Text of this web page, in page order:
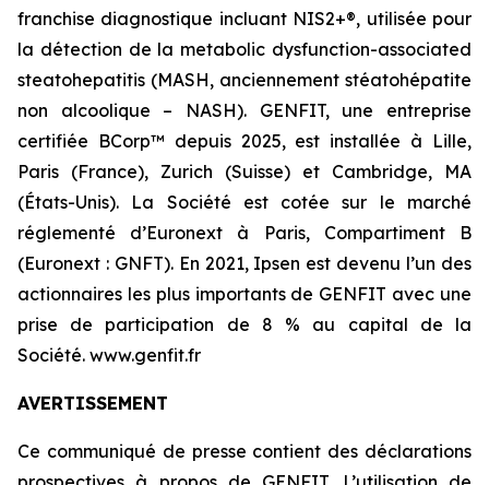
franchise diagnostique incluant NIS2+®, utilisée pour
la détection de la metabolic dysfunction-associated
steatohepatitis (MASH, anciennement stéatohépatite
non alcoolique – NASH). GENFIT, une entreprise
certifiée BCorp™ depuis 2025, est installée à Lille,
Paris (France), Zurich (Suisse) et Cambridge, MA
(États-Unis). La Société est cotée sur le marché
réglementé d’Euronext à Paris, Compartiment B
(Euronext : GNFT). En 2021, Ipsen est devenu l’un des
actionnaires les plus importants de GENFIT avec une
prise de participation de 8 % au capital de la
Société. www.genfit.fr
AVERTISSEMENT
Ce communiqué de presse contient des déclarations